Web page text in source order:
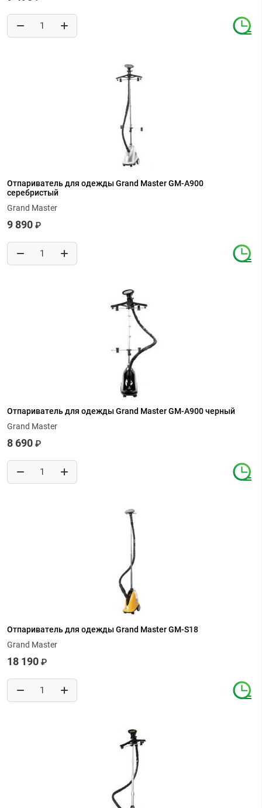
Отпариватель для одежды Grand Master GM-A900
серебристый
Grand Master
9 890 ₽
Отпариватель для одежды Grand Master GM-A900 черный
Grand Master
8 690 ₽
Отпариватель для одежды Grand Master GM-S18
Grand Master
18 190 ₽